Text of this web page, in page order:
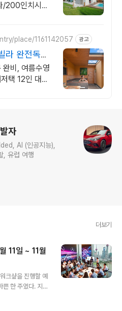
/200인치시네
place/1161142057 광고
라 완전독채
비, 여름수영
택 12인 대가
자
AI (인공지능),
유럽 여행
더보기
11일 ~ 11월
크샾을 진행할 예
쁜 한 주였다. 지금
이지만 아직 어떻